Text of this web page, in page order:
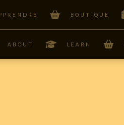
BOUTIQUE
ABOUT LEARN